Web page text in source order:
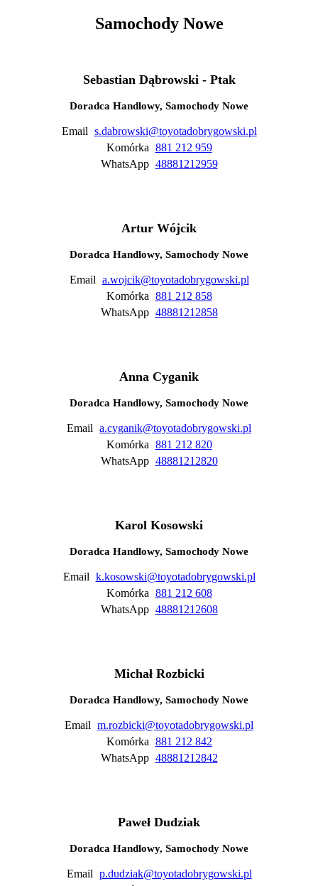
Samochody Nowe
Sebastian Dąbrowski - Ptak
Doradca Handlowy, Samochody Nowe
Email s.dabrowski@toyotadobrygowski.pl
Komórka 881 212 959
WhatsApp 48881212959
Artur Wójcik
Doradca Handlowy, Samochody Nowe
Email a.wojcik@toyotadobrygowski.pl
Komórka 881 212 858
WhatsApp 48881212858
Anna Cyganik
Doradca Handlowy, Samochody Nowe
Email a.cyganik@toyotadobrygowski.pl
Komórka 881 212 820
WhatsApp 48881212820
Karol Kosowski
Doradca Handlowy, Samochody Nowe
Email k.kosowski@toyotadobrygowski.pl
Komórka 881 212 608
WhatsApp 48881212608
Michał Rozbicki
Doradca Handlowy, Samochody Nowe
Email m.rozbicki@toyotadobrygowski.pl
Komórka 881 212 842
WhatsApp 48881212842
Paweł Dudziak
Doradca Handlowy, Samochody Nowe
Email p.dudziak@toyotadobrygowski.pl